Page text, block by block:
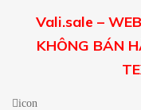
Vali.sale –
KHÔNG BÁN
icon